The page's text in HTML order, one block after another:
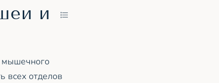
и
мышечного
всех отделов